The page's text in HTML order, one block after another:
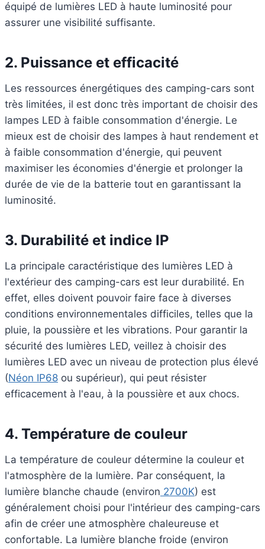
équipé de lumières LED à haute luminosité pour
assurer une visibilité suffisante.
2. Puissance et efficacité
Les ressources énergétiques des camping-cars sont
très limitées, il est donc très important de choisir des
lampes LED à faible consommation d'énergie. Le
mieux est de choisir des lampes à haut rendement et
à faible consommation d'énergie, qui peuvent
maximiser les économies d'énergie et prolonger la
durée de vie de la batterie tout en garantissant la
luminosité.
3. Durabilité et indice IP
La principale caractéristique des lumières LED à
l'extérieur des camping-cars est leur durabilité. En
effet, elles doivent pouvoir faire face à diverses
conditions environnementales difficiles, telles que la
pluie, la poussière et les vibrations. Pour garantir la
sécurité des lumières LED, veillez à choisir des
lumières LED avec un niveau de protection plus élevé
(Néon IP68 ou supérieur), qui peut résister
efficacement à l'eau, à la poussière et aux chocs.
4. Température de couleur
La température de couleur détermine la couleur et
l'atmosphère de la lumière. Par conséquent, la
lumière blanche chaude (environ 2700K) est
généralement choisi pour l'intérieur des camping-cars
afin de créer une atmosphère chaleureuse et
confortable. La lumière blanche froide (environ